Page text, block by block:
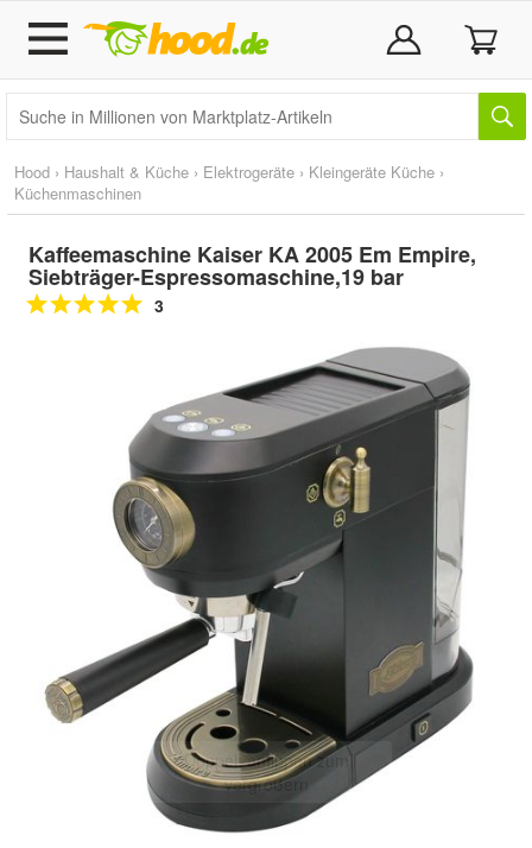
Hood › Haushalt & Küche › Elektrogeräte › Kleingeräte Küche ›
Küchenmaschinen
Kaffeemaschine Kaiser KA 2005 Em Empire,
Siebträger-Espressomaschine,19 bar
3
Doppelt antippen zum
vergrößern